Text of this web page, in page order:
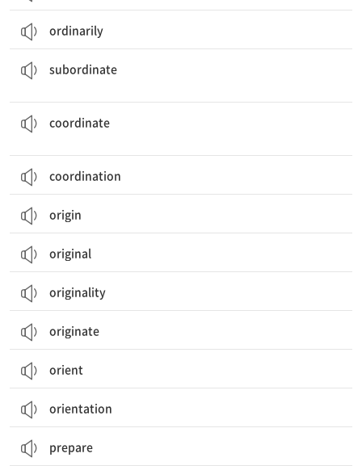
ordinarily
subordinate
coordinate
coordination
origin
original
originality
originate
orient
orientation
prepare